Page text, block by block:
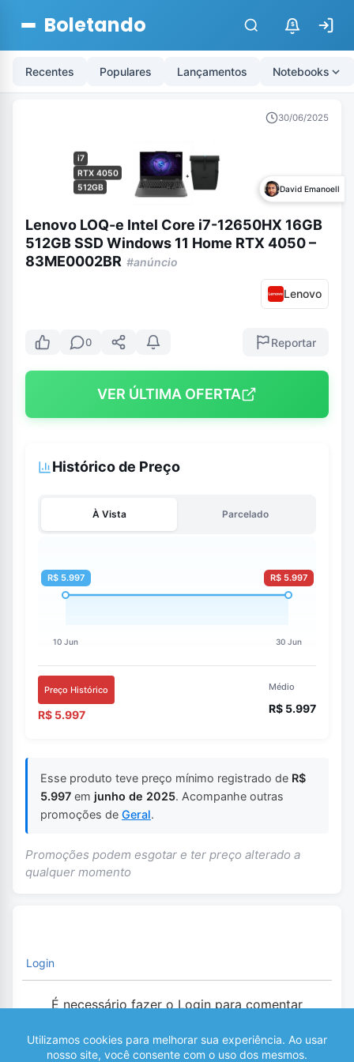
Boletando $
Recentes Populares Lançamentos Notebooks
30/06/2025
i7
RTX 4050
512GB
David Emanoell
Lenovo LOQ-e Intel Core i7-12650HX 16GB
512GB SSD Windows 11 Home RTX 4050 –
83ME0002BR #anúncio
Lenovo
0 Reportar
VER ÚLTIMA OFERTA
Histórico de Preço
À Vista Parcelado
Preço Histórico
R$ 5.997
Médio
R$ 5.997
Esse produto teve preço mínimo registrado de R$
5.997 em junho de 2025. Acompanhe outras
promoções de Geral.
Promoções podem esgotar e ter preço alterado a
qualquer momento
Login
É necessário fazer o Login para comentar
0 COMENTÁRIOS